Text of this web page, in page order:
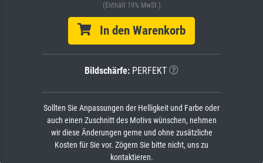
(Enthält 19% MwSt.)
In den Warenkorb
Bildschärfe: PERFEKT
Sollten Sie Anpassungen der Helligkeit und Farbe oder
auch einen Zuschnitt des Motivs wünschen, nehmen
wir diese Änderungen gerne und ohne zusätzliche
Kosten für Sie vor. Zögern Sie bitte nicht, uns zu
kontaktieren.